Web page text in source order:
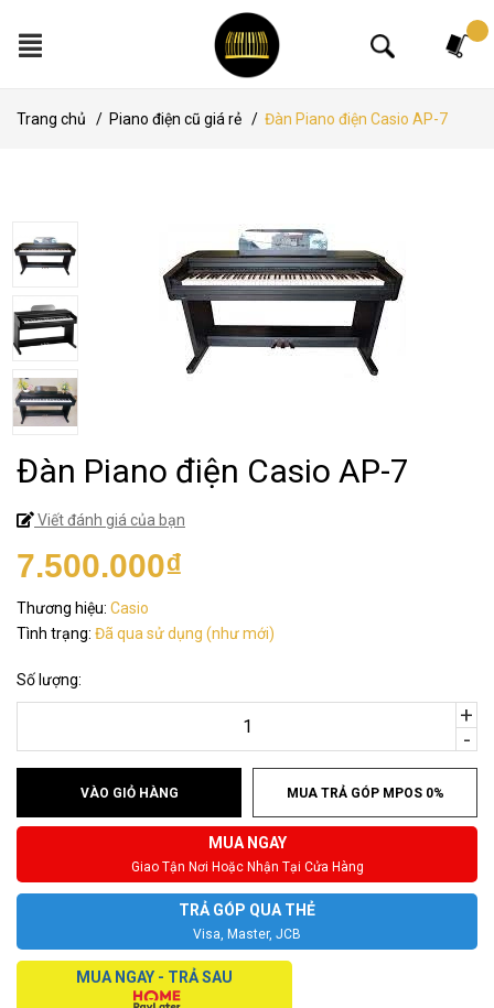
Trang chủ / Piano điện cũ giá rẻ / Đàn Piano điện Casio AP-7
Đàn Piano điện Casio AP-7
Viết đánh giá của bạn
7.500.000₫
Thương hiệu: Casio
Tình trạng: Đã qua sử dụng (như mới)
Số lượng:
-
+
VÀO GIỎ HÀNG MUA TRẢ GÓP MPOS 0%
MUA NGAY
Giao Tận Nơi Hoặc Nhận Tại Cửa Hàng
TRẢ GÓP QUA THẺ
Visa, Master, JCB
MUA NGAY - TRẢ SAU